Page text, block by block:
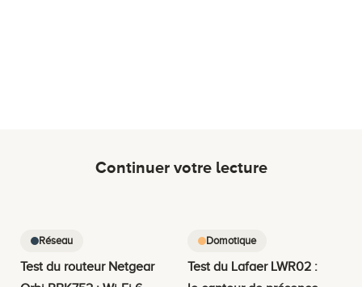
Continuer votre lecture
Réseau
Test du routeur Netgear
Domotique
Test du Lafaer LWR02 :